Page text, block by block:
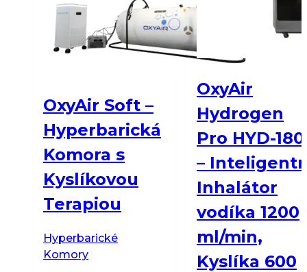
OxyAir Soft –
Hyperbarická
Komora s
Kyslíkovou
Terapiou
Hyperbarické
Komory
OxyAir
Hydrogen
Pro HYD-
–
Inhalátor
vodíka 1200
ml/min,
Kyslíka 600